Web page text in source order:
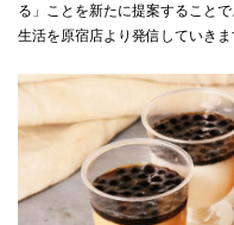
る」ことを新たに提案すること
生活を原宿店より発信していきま